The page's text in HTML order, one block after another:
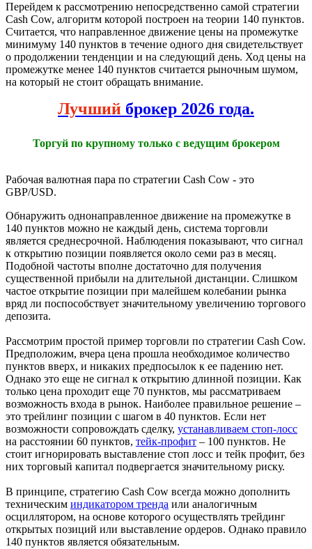
Перейдем к рассмотрению непосредственно самой стратегии
Cash Cow, алгоритм которой построен на теории 140 пунктов.
Считается, что направленное движение цены на промежутке
минимуму 140 пунктов в течение одного дня свидетельствует
о продолжении тенденции и на следующий день. Ход цены на
промежутке менее 140 пунктов считается рыночным шумом,
на который не стоит обращать внимание.
Лучший брокер 2026 года.
Торгуй по крупному только с ведущим брокером
Рабочая валютная пара по стратегии Cash Cow - это
GBP/USD.
Обнаружить однонаправленное движение на промежутке в
140 пунктов можно не каждый день, система торговли
является среднесрочной. Наблюдения показывают, что сигнал
к открытию позиции появляется около семи раз в месяц.
Подобной частоты вполне достаточно для получения
существенной прибыли на длительной дистанции. Слишком
частое открытие позиции при малейшем колебании рынка
вряд ли поспособствует значительному увеличению торгового
депозита.
Рассмотрим простой пример торговли по стратегии Cash Cow.
Предположим, вчера цена прошла необходимое количество
пунктов вверх, и никаких предпосылок к ее падению нет.
Однако это еще не сигнал к открытию длинной позиции. Как
только цена проходит еще 70 пунктов, мы рассматриваем
возможность входа в рынок. Наиболее правильное решение –
это трейлинг позиции с шагом в 40 пунктов. Если нет
возможности сопровождать сделку, устанавливаем стоп-лосс
на расстоянии 60 пунктов, тейк-профит – 100 пунктов. Не
стоит игнорировать выставление стоп лосс и тейк профит, без
них торговый капитал подвергается значительному риску.
В принципе, стратегию Cash Cow всегда можно дополнить
техническим индикатором тренда или аналогичным
осциллятором, на основе которого осуществлять трейдинг
открытых позиций или выставление ордеров. Однако правило
140 пунктов является обязательным.